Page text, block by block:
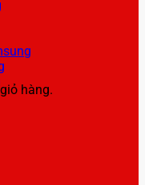
hàng.